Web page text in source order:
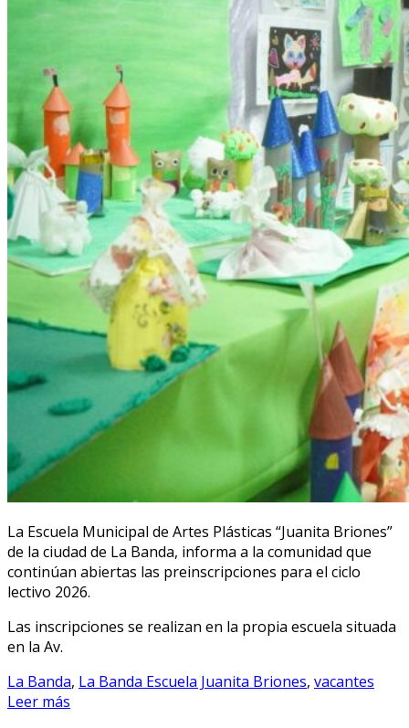
La Escuela Municipal de Artes Plásticas “Juanita Briones”
de la ciudad de La Banda, informa a la comunidad que
continúan abiertas las preinscripciones para el ciclo
lectivo 2026.
Las inscripciones se realizan en la propia escuela situada
en la Av.
La Banda, La Banda Escuela Juanita Briones, vacantes
Leer más